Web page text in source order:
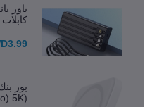
(MagGo) 5K